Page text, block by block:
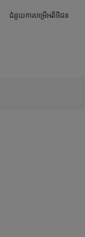
ជំនួយការបម្រើអតិថិជន